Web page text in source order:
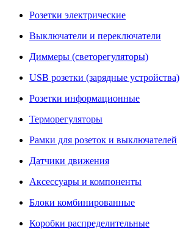
Розетки электрические
Выключатели и переключатели
Диммеры (светорегуляторы)
USB розетки (зарядные устройства)
Розетки информационные
Терморегуляторы
Рамки для розеток и выключателей
Датчики движения
Аксессуары и компоненты
Блоки комбинированные
Коробки распределительные